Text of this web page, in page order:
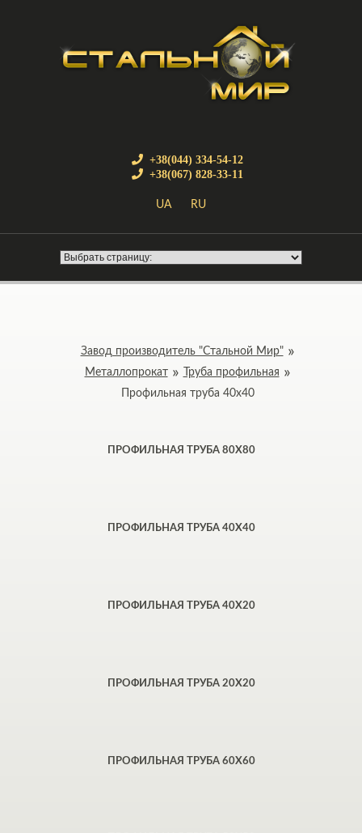
+38(044) 334-54-12
+38(067) 828-33-11
UA RU
Завод производитель "Стальной Мир"
Металлопрокат
Труба профильная
Профильная труба 40x40
ПРОФИЛЬНАЯ ТРУБА 80Х80
ПРОФИЛЬНАЯ ТРУБА 40Х40
ПРОФИЛЬНАЯ ТРУБА 40Х20
ПРОФИЛЬНАЯ ТРУБА 20Х20
ПРОФИЛЬНАЯ ТРУБА 60Х60